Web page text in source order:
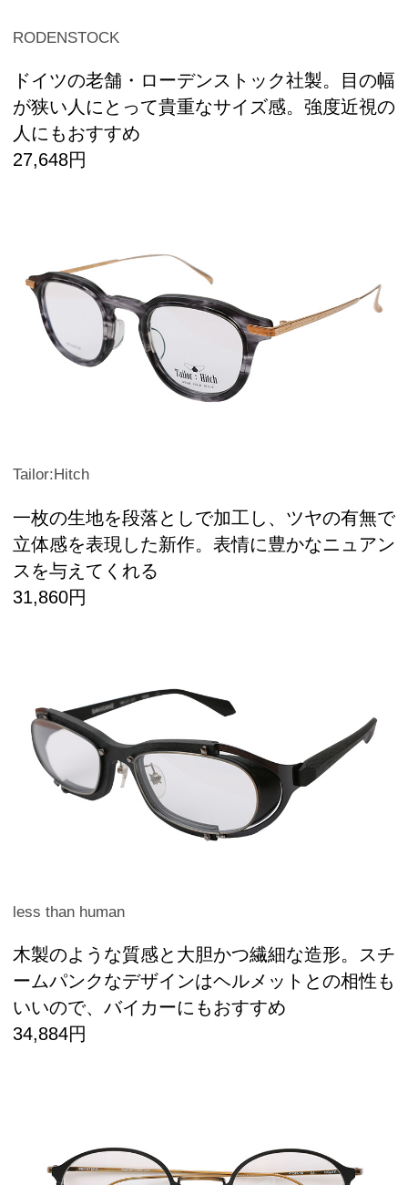
RODENSTOCK
ドイツの老舗・ローデンストック社製。目の幅
が狭い人にとって貴重なサイズ感。強度近視の
人にもおすすめ
27,648円
Tailor:Hitch
一枚の生地を段落としで加工し、ツヤの有無で
立体感を表現した新作。表情に豊かなニュアン
スを与えてくれる
31,860円
less than human
木製のような質感と大胆かつ繊細な造形。スチ
ームパンクなデザインはヘルメットとの相性も
いいので、バイカーにもおすすめ
34,884円